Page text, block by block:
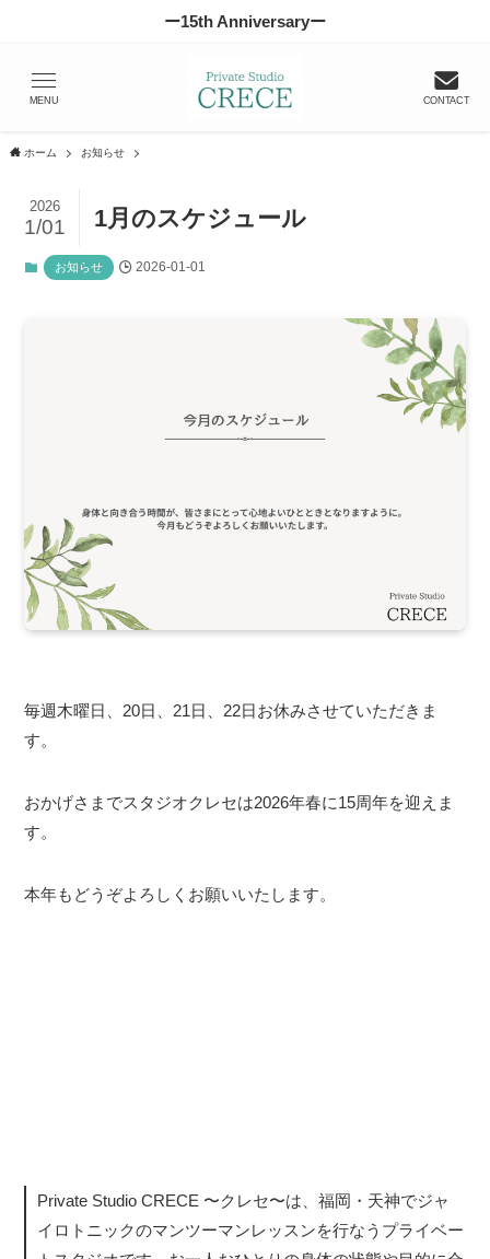
ー15th Anniversaryー
CONTACT
MENU
ホーム お知らせ
1月のスケジュール
2026
1/01
お知らせ 2026-01-01
毎週木曜日、20日、21日、22日お休みさせていただきま
す。
おかげさまでスタジオクレセは2026年春に15周年を迎えま
す。
本年もどうぞよろしくお願いいたします。
Private Studio CRECE 〜クレセ〜は、福岡・天神でジャ
イロトニックのマンツーマンレッスンを行なうプライベー